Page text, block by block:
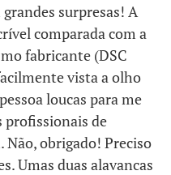
surpresas! A
comparada com a
fabricante (DSC
vista a olho
loucas para me
de
Não, obrigado! Preciso
Umas duas alavancas